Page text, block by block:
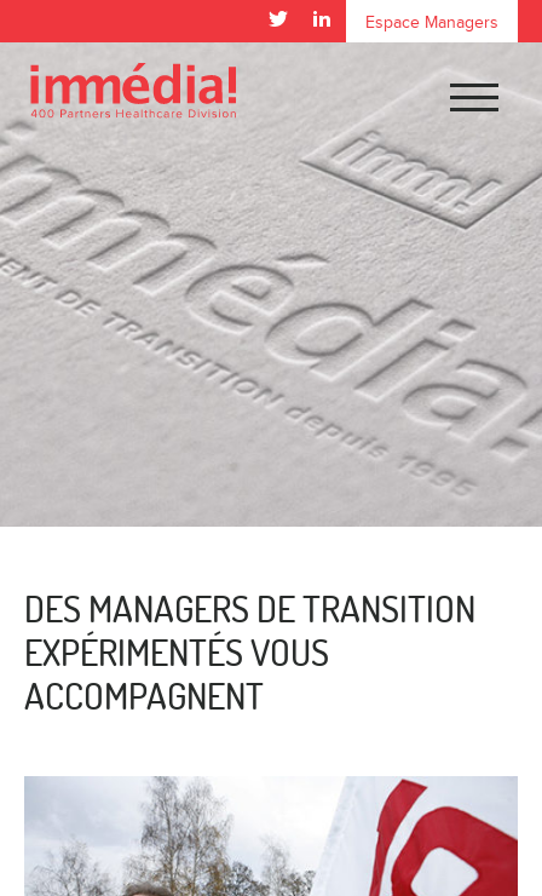
Espace Managers
DES MANAGERS DE TRANSITION
EXPÉRIMENTÉS VOUS
ACCOMPAGNENT